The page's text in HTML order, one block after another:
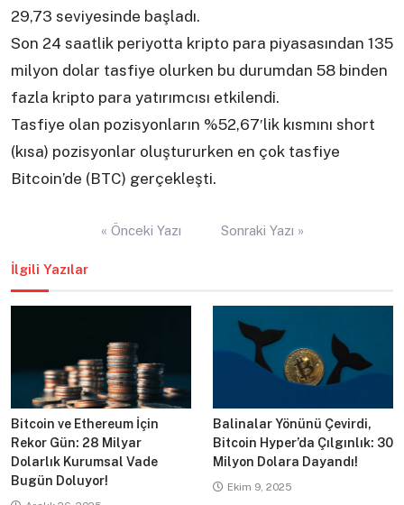
29,73 seviyesinde başladı.
Son 24 saatlik periyotta kripto para piyasasından 135
milyon dolar tasfiye olurken bu durumdan 58 binden
fazla kripto para yatırımcısı etkilendi.
Tasfiye olan pozisyonların %52,67′lik kısmını short
(kısa) pozisyonlar oluştururken en çok tasfiye
Bitcoin’de (BTC) gerçekleşti.
« Önceki Yazı Sonraki Yazı »
İlgili Yazılar
Bitcoin ve Ethereum İçin
Rekor Gün: 28 Milyar
Dolarlık Kurumsal Vade
Bugün Doluyor!
Balinalar Yönünü Çevirdi,
Bitcoin Hyper’da Çılgınlık: 30
Milyon Dolara Dayandı!
Ekim 9, 2025